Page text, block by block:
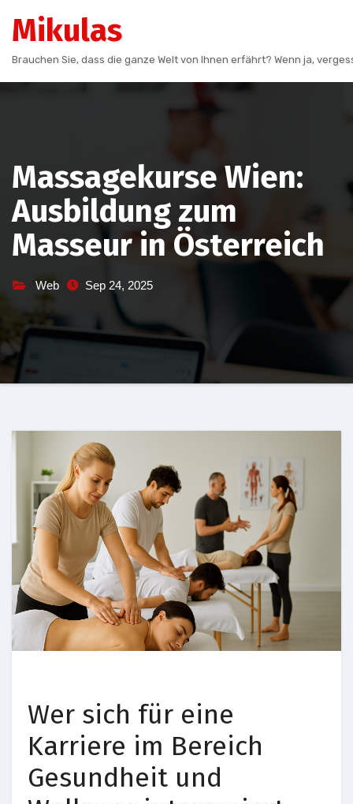
content
Mikulas
Brauchen Sie, dass die ganze Welt von Ihnen erfährt? Wenn ja,
Massagekurse Wien:
Ausbildung zum
Masseur in Österreich
Web Sep 24, 2025
Wer sich für eine
Karriere im Bereich
Gesundheit und